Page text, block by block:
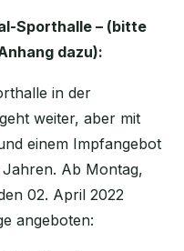
Sporthalle – (bitte
dazu):
in der
weiter, aber mit
einem Impfangebot
Ab Montag,
02. April 2022
angeboten: